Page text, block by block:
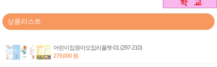
상품리스트
어린이집원아모집리플렛-01 (297-210)
279,000 원